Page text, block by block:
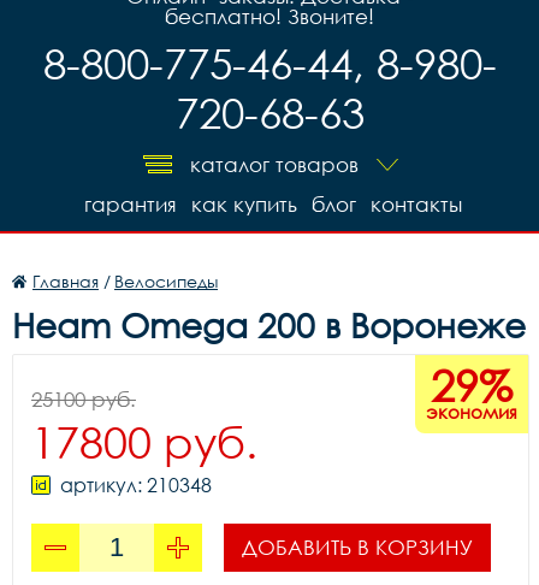
бесплатно! Звоните!
8-800-775-46-44, 8-980-
720-68-63
каталог товаров
контакты
блог
как купить
гарантия
Главная / Велосипеды
Heam Omega 200 в Воронеже
29%
экономия
25100 руб.
17800 руб.
артикул: 210348
ДОБАВИТЬ В КОРЗИНУ